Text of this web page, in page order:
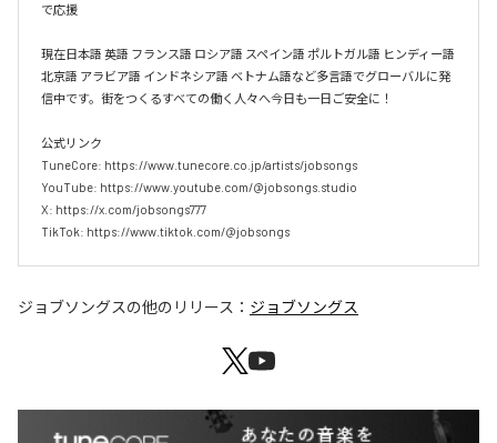
で応援
現在日本語 英語 フランス語 ロシア語 スペイン語 ポルトガル語 ヒンディー語
北京語 アラビア語 インドネシア語 ベトナム語など多言語でグローバルに発
信中です。街をつくるすべての働く人々へ今日も一日ご安全に！
公式リンク
TuneCore: https://www.tunecore.co.jp/artists/jobsongs
YouTube: https://www.youtube.com/@jobsongs.studio
X: https://x.com/jobsongs777
TikTok: https://www.tiktok.com/@jobsongs
ジョブソングスの他のリリース： ジョブソングス